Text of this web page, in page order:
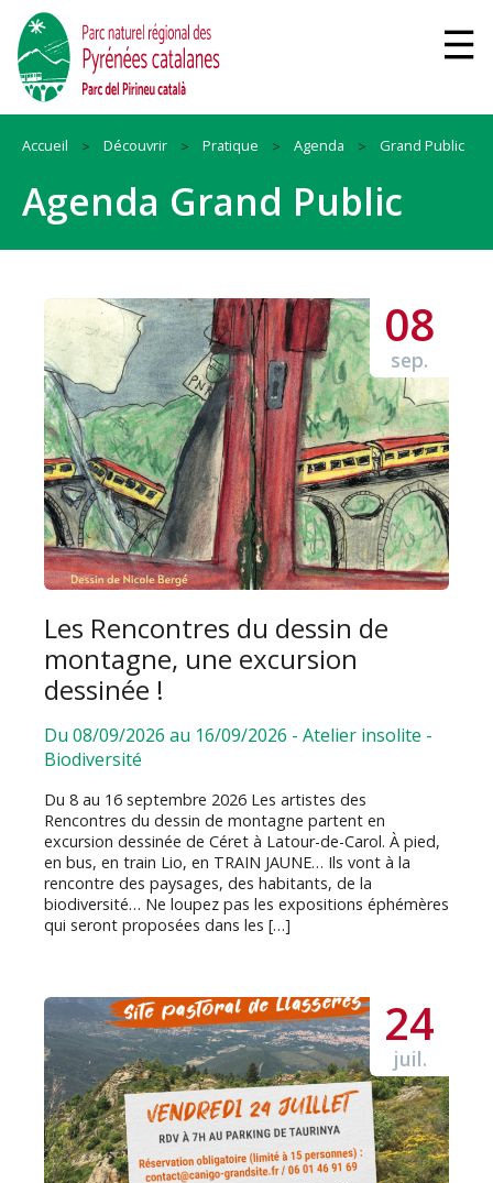
Accueil Découvrir Pratique Agenda Grand Public
Agenda Grand Public
08
sep.
Les Rencontres du dessin de
montagne, une excursion
dessinée !
Du 08/09/2026 au 16/09/2026 - Atelier insolite -
Biodiversité
Du 8 au 16 septembre 2026 Les artistes des
Rencontres du dessin de montagne partent en
excursion dessinée de Céret à Latour-de-Carol. À pied,
en bus, en train Lio, en TRAIN JAUNE… Ils vont à la
rencontre des paysages, des habitants, de la
biodiversité… Ne loupez pas les expositions éphémères
qui seront proposées dans les […]
24
juil.